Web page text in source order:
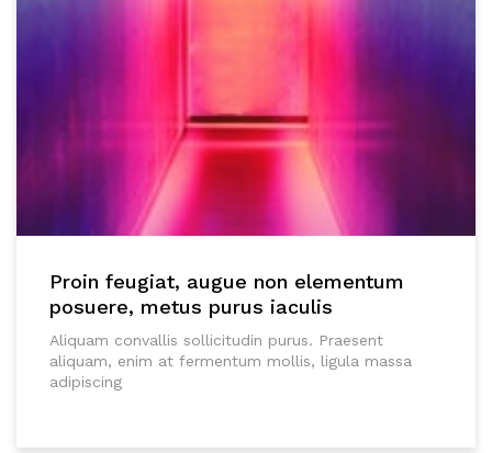
Proin feugiat, augue non elementum
posuere, metus purus iaculis
Aliquam convallis sollicitudin purus. Praesent
aliquam, enim at fermentum mollis, ligula massa
adipiscing